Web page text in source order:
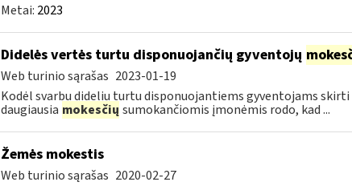
Metai: 2023
Didelės vertės turtu disponuojančių gyventojų
Web turinio sąrašas 2023-01-19
Kodėl svarbu dideliu turtu disponuojantiems gyventojams skirti
daugiausia mokesčių sumokančiomis įmonėmis rodo, kad ...
Žemės mokestis
Web turinio sąrašas 2020-02-27